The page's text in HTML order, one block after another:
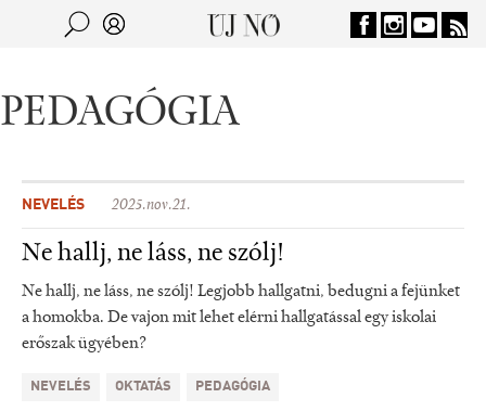
Jump to navigation
PEDAGÓGIA
NEVELÉS 2025.nov.21.
Ne hallj, ne láss, ne szólj!
Ne hallj, ne láss, ne szólj! Legjobb hallgatni, bedugni a fejünket
a homokba. De vajon mit lehet elérni hallgatással egy iskolai
erőszak ügyében?
NEVELÉS OKTATÁS PEDAGÓGIA